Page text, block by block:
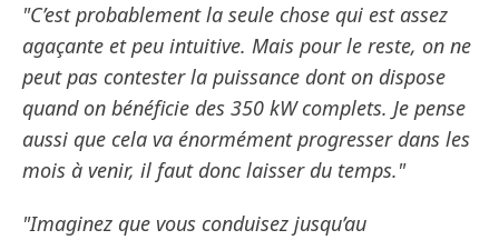
"C’est probablement la seule chose qui est assez
agaçante et peu intuitive. Mais pour le reste, on ne
peut pas contester la puissance dont on dispose
quand on bénéficie des 350 kW complets. Je pense
aussi que cela va énormément progresser dans les
mois à venir, il faut donc laisser du temps."
"Imaginez que vous conduisez jusqu’au